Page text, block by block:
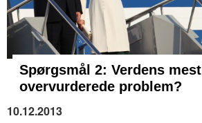
Spørgsmål 2: Verdens mest
overvurderede problem?
10.12.2013